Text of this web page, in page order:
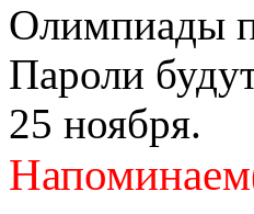
Олимпиады
Пароли
25 ноября.